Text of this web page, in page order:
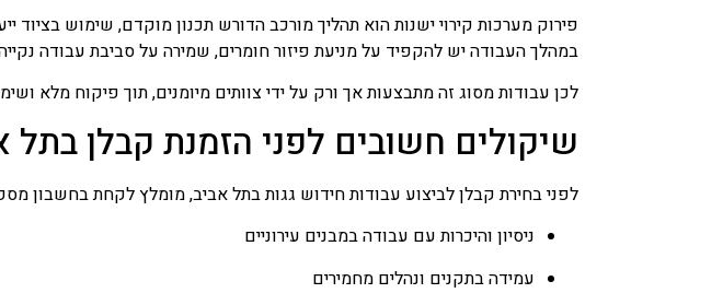
פירוק מערכות קירוי ישנות הוא תהליך מורכב הדורש תכנון מוקדם, שימוש בציוד
במהלך העבודה יש להקפיד על מניעת פיזור חומרים, שמירה על סביבת עבודה
לכן עבודות מסוג זה מתבצעות אך ורק על ידי צוותים מיומנים, תוך פיקוח מלא
שיקולים חשובים לפני הזמנת קבלן בתל
לפני בחירת קבלן לביצוע עבודות חידוש גגות בתל אביב, מומלץ לקחת בחשבון
ניסיון והיכרות עם עבודה במבנים עירוניים
עמידה בתקנים ונהלים מחמירים